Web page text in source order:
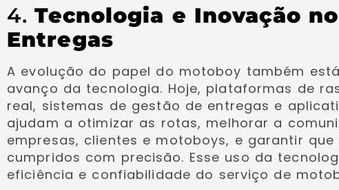
4.Tecnologia e Inovação
Entregas
A evolução do papel do motoboy também
avanço da tecnologia. Hoje, plataformas de
real, sistemas de gestão de entregas e
ajudam a otimizar as rotas, melhorar a
empresas, clientes e motoboys, e garantir
cumpridos com precisão. Esse uso da
eficiência e confiabilidade do serviço de